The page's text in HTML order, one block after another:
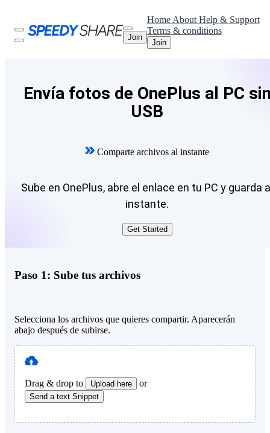
Join
Home About Help & Support
Terms & conditions
Join
Envía fotos de OnePlus al PC
USB
Comparte archivos al instante
Sube en OnePlus, abre el enlace en tu PC y guarda
instante.
Get Started
Paso 1: Sube tus archivos
Selecciona los archivos que quieres compartir. Aparecerán
abajo después de subirse.
Drag & drop to Upload here or
Send a text Snippet